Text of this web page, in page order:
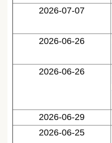
2026-07-07
2026-06-26
2026-06-26
2026-06-29
2026-06-25